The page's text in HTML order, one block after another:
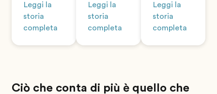
Leggi la
storia
completa
Leggi la
storia
completa
Leggi la
storia
completa
Ciò che conta di più è quello che